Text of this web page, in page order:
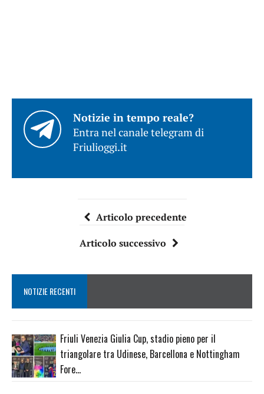
Notizie in tempo reale?
Entra nel canale telegram di
Friulioggi.it
Articolo precedente
Articolo successivo
NOTIZIE RECENTI
Friuli Venezia Giulia Cup, stadio pieno per il
triangolare tra Udinese, Barcellona e Nottingham
Fore…